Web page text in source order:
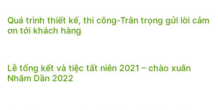
Quá trình thiết kế, thi công-Trân trọng gửi lời cảm
ơn tới khách hàng
Lễ tổng kết và tiệc tất niên 2021 – chào xuân
Nhâm Dần 2022